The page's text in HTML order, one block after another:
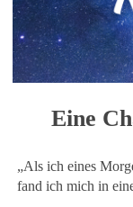
Eine
„Als ich eines
fand ich mich in